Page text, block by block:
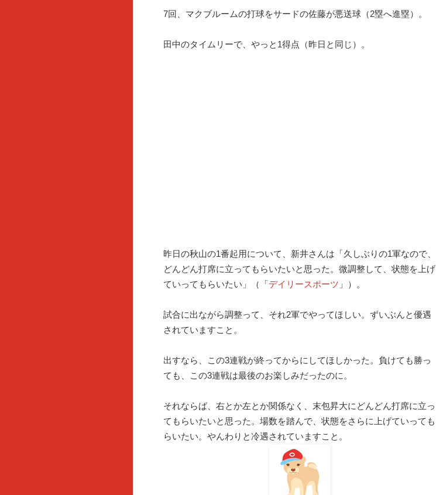
7回、マクブルームの打球をサードの佐藤が悪送球（2塁へ進塁）。
田中のタイムリーで、やっと1得点（昨日と同じ）。
昨日の秋山の1番起用について、新井さんは「久しぶりの1軍なので、
どんどん打席に立ってもらいたいと思った。微調整して、状態を上げ
ていってもらいたい」（「デイリースポーツ 」）。
試合に出ながら調整って、それ2軍でやってほしい。ずいぶんと優遇
されていますこと。
出すなら、この3連戦が終ってからにしてほしかった。負けても勝っ
ても、この3連戦は最後のお楽しみだったのに。
それならば、右とか左とか関係なく、末包昇大にどんどん打席に立っ
てもらいたいと思った。場数を踏んで、状態をさらに上げていっても
らいたい。やんわりと冷遇されていますこと。